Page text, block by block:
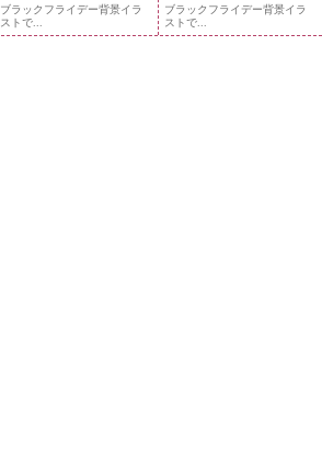
ブラックフライデー背景イラ
ストで...
ブラックフライデー背景イラ
ストで...